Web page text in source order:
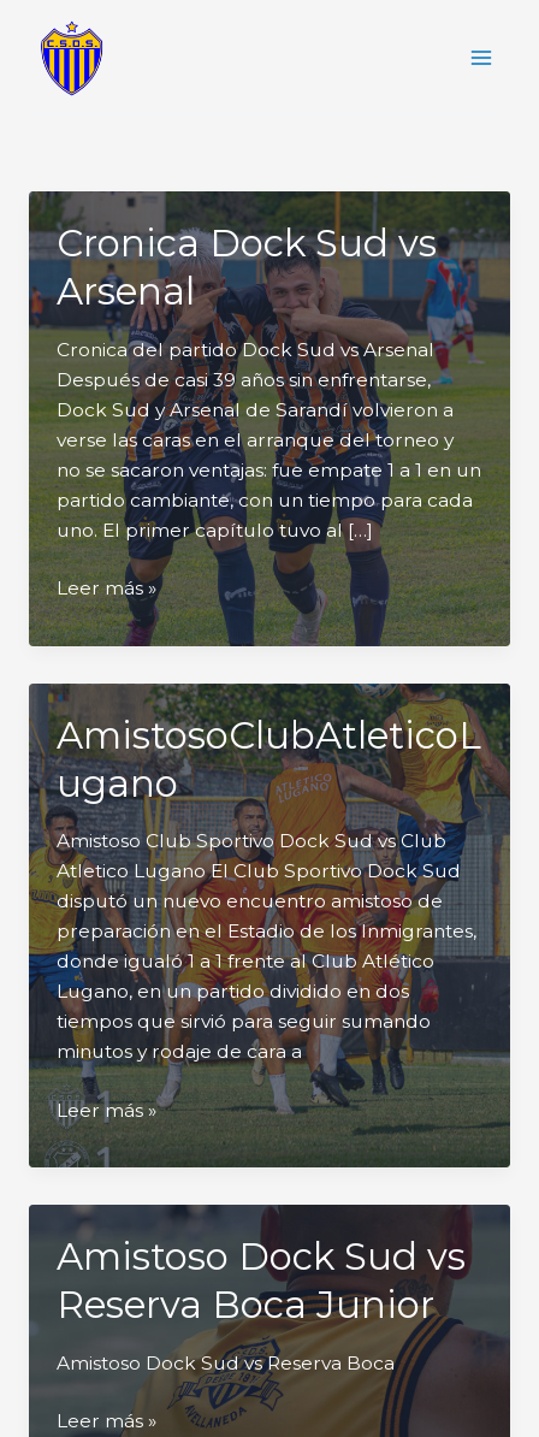
contenido
Cronica Dock Sud vs
Arsenal
Cronica del partido Dock Sud vs Arsenal
Después de casi 39 años sin enfrentarse,
Dock Sud y Arsenal de Sarandí volvieron a
verse las caras en el arranque del torneo y
no se sacaron ventajas: fue empate 1 a 1 en un
partido cambiante, con un tiempo para cada
uno. El primer capítulo tuvo al […]
Cronica
Dock
Sud
Arsenal
Leer más »
AmistosoClubAtleticoL
ugano
Amistoso Club Sportivo Dock Sud vs Club
Atletico Lugano El Club Sportivo Dock Sud
disputó un nuevo encuentro amistoso de
preparación en el Estadio de los Inmigrantes,
donde igualó 1 a 1 frente al Club Atlético
Lugano, en un partido dividido en dos
tiempos que sirvió para seguir sumando
minutos y rodaje de cara a
AmistosoClubAtleticoLugano
Leer más »
Amistoso Dock Sud vs
Reserva Boca Junior
Amistoso Dock Sud vs Reserva Boca
Amistoso
Leer más »